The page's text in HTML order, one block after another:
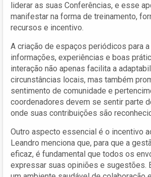
liderar as suas Conferências, e esse
manifestar na forma de treinamento,
recursos e incentivo.
A criação de espaços periódicos para
informações, experiências e boas
interação não apenas facilita a
circunstâncias locais, mas também
sentimento de comunidade e
coordenadores devem se sentir parte
onde suas contribuições são
Outro aspecto essencial é o incentivo
Leandro menciona que, para que a
eficaz, é fundamental que todos os
expressar suas opiniões e sugestões.